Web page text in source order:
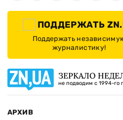
ПОДДЕРЖАТЬ
Поддержать
журналистику!
ЗЕРКАЛО
не подводим с 1994-го
АРХИВ